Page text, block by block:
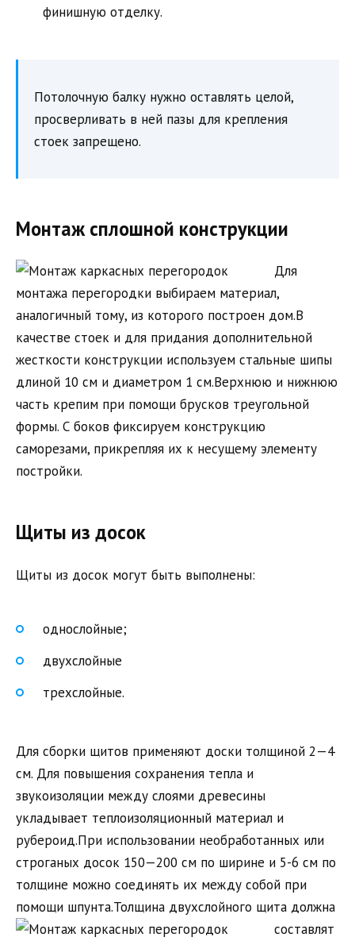
финишную отделку.
Потолочную балку нужно оставлять целой,
просверливать в ней пазы для крепления
стоек запрещено.
Монтаж сплошной конструкции
Для
монтажа перегородки выбираем материал,
аналогичный тому, из которого построен дом.В
качестве стоек и для придания дополнительной
жесткости конструкции используем стальные шипы
длиной 10 см и диаметром 1 см.Верхнюю и нижнюю
часть крепим при помощи брусков треугольной
формы. С боков фиксируем конструкцию
саморезами, прикрепляя их к несущему элементу
постройки.
Щиты из досок
Щиты из досок могут быть выполнены:
однослойные;
двухслойные
трехслойные.
Для сборки щитов применяют доски толщиной 2—4
см. Для повышения сохранения тепла и
звукоизоляции между слоями древесины
укладывает теплоизоляционный материал и
рубероид.При использовании необработанных или
строганых досок 150—200 см по ширине и 5-6 см по
толщине можно соединять их между собой при
помощи шпунта.Толщина двухслойного щита должна
составлят